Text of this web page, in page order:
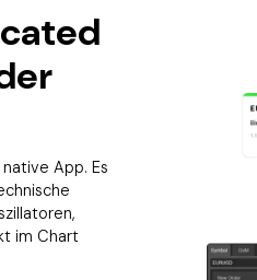
App. Es
im Chart